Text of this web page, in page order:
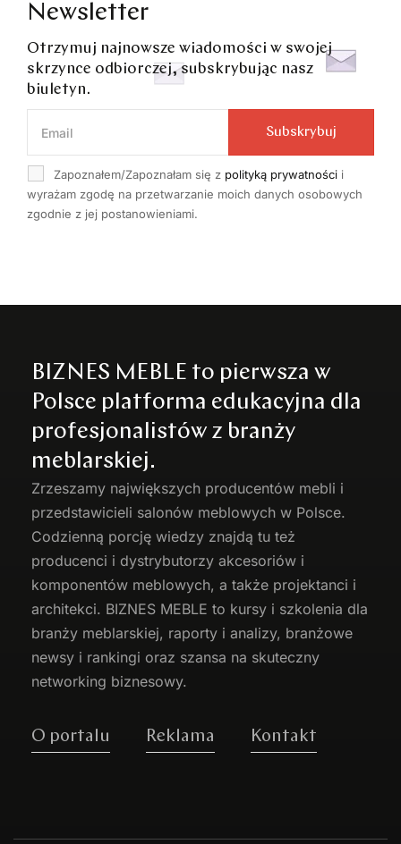
Newsletter
Otrzymuj najnowsze wiadomości w swojej
skrzynce odbiorczej, subskrybując nasz
biuletyn.
Zapoznałem/Zapoznałam się z polityką prywatności i
wyrażam zgodę na przetwarzanie moich danych osobowych
zgodnie z jej postanowieniami.
Subskrybuj
BIZNES MEBLE to pierwsza w
Polsce platforma edukacyjna dla
profesjonalistów z branży
meblarskiej.
Zrzeszamy największych producentów mebli i
przedstawicieli salonów meblowych w Polsce.
Codzienną porcję wiedzy znajdą tu też
producenci i dystrybutorzy akcesoriów i
komponentów meblowych, a także projektanci i
architekci. BIZNES MEBLE to kursy i szkolenia dla
branży meblarskiej, raporty i analizy, branżowe
newsy i rankingi oraz szansa na skuteczny
networking biznesowy.
O portalu Reklama Kontakt